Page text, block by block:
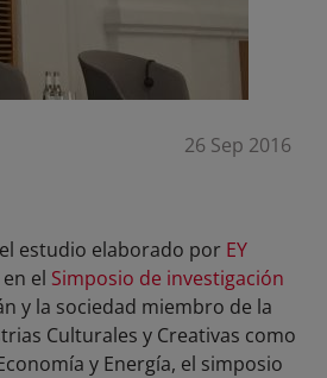
26 Sep 2016
estudio elaborado por EY
en el Simposio de investigación
y la sociedad miembro de la
Culturales y Creativas como
y Energía, el simposio